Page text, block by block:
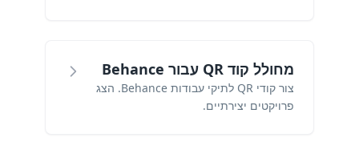
מחולל קוד QR עבור Behance
צור קודי QR לתיקי עבודות Behance. הצג
פרויקטים יצירתיים.